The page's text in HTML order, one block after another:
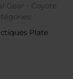
Gear - Coyote
Plate